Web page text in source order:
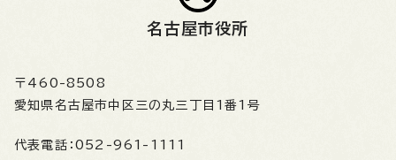
名古屋市役所
〒460-8508
愛知県名古屋市中区三の丸三丁目1番1号
代表電話： 052-961-1111